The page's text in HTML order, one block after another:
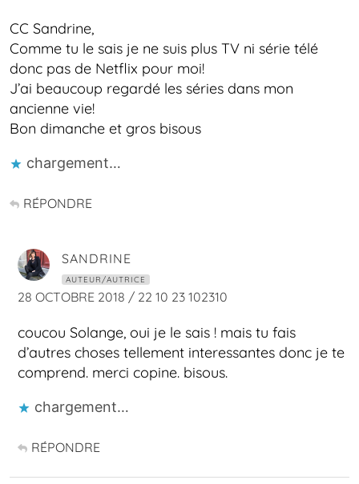
CC Sandrine,
Comme tu le sais je ne suis plus TV ni série télé
donc pas de Netflix pour moi!
J’ai beaucoup regardé les séries dans mon
ancienne vie!
Bon dimanche et gros bisous
chargement…
RÉPONDRE
SANDRINE
AUTEUR/AUTRICE
28 OCTOBRE 2018 / 22 10 23 102310
coucou Solange, oui je le sais ! mais tu fais
d’autres choses tellement interessantes donc je te
comprend. merci copine. bisous.
chargement…
RÉPONDRE